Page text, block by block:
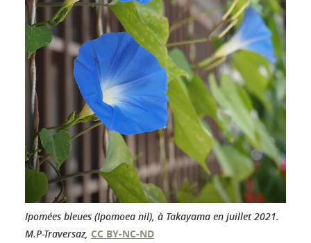
Ipomées bleues (Ipomoea nil), à Takayama en juillet 2021.
M.P-Traversaz, CC BY-NC-ND